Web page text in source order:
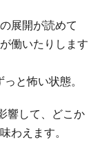
展開が読めて
働いたりします
と怖い状態。
響して、どこか
わえます。